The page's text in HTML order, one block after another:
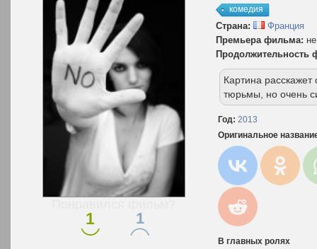
1 1
комедия
Страна:
Франция
Премьера фильма:
Продолжительность
Картина
тюрьмы, но очень
Год: 2013
Оригинальное
В главных ролях